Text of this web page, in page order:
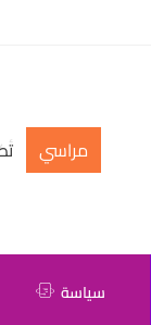
مراسي
سياسة